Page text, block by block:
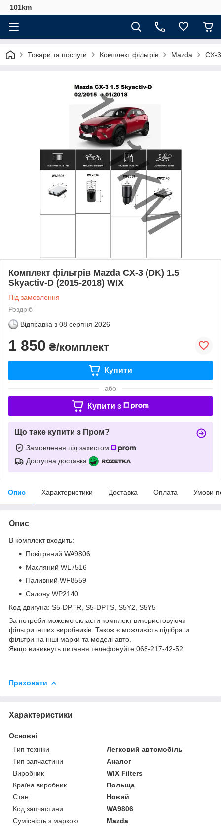
101km
Товари та послуги Комплект фільтрів Mazda CX-
Комплект фільтрів Mazda CX-3 (DK) 1.5
Skyactiv-D (2015-2018) WIX
Під замовлення
Роздріб
Відправка з 08 серпня 2026
1 850 ₴/комплект
Купити
або
Купити з
Що таке купити з Пром?
Замовлення під захистом
Доступна доставка
Опис Характеристики Доставка Оплата Умови
Опис
В комплект входить:
Повітряний WA9806
Масляний WL7516
Паливний WF8559
Салону WP2140
Код двигуна: S5-DPTR, S5-DPTS, S5Y2, S5Y5
За потреби можемо скласти комплект використовуючи
фільтри інших виробників. Також є можливість підібрати
фільтри на інші марки та моделі авто.
Якщо виникнуть питання телефонуйте 068-217-42-52
Приховати
Характеристики
Основні
Тип техніки
Легковий автомобіль
Тип запчастини
Аналог
Виробник
WIX Filters
Країна виробник
Польща
Стан
Новий
Код запчастини
WA9806
Сумісність з маркою
Mazda